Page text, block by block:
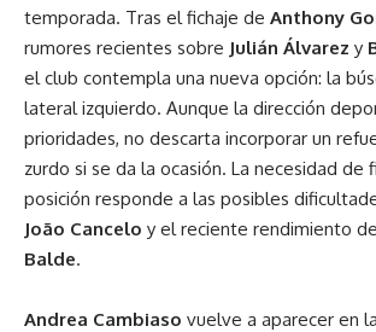
temporada. Tras el fichaje de Anthony
rumores recientes sobre Julián Álvarez y
el club contempla una nueva opción: la
lateral izquierdo. Aunque la dirección
prioridades, no descarta incorporar un
zurdo si se da la ocasión. La necesidad de
posición responde a las posibles
João Cancelo y el reciente rendimiento de
Balde.
Andrea Cambiaso vuelve a aparecer en